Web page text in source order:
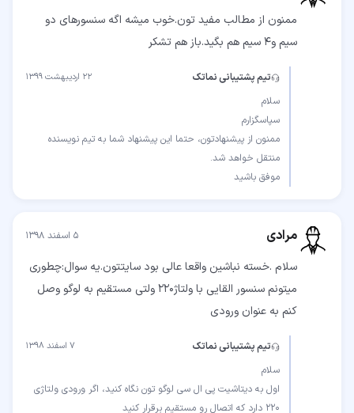
ممنون از مطالب مفید تون.خوب میشه اگه سنسورهای دو
سیم و۴ سیم هم بگید.باز هم تشکر
تیم پشتیبانی نماتک ۲۲ اردیبهشت ۱۳۹۹
ممنون از پیشنهادتون، حتما این پیشنهاد شما به تیم نویسنده
موفق باشید
مرادی ۵ اسفند ۱۳۹۸
سلام .خسته نباشین واقعا عالی بود سایتتون.یه سوال:چطوری
میتونم سنسور القایی با ولتاژ220 ولتی مستقیم به لوگو وصل
کنم به عنوان ورودی
تیم پشتیبانی نماتک ۷ اسفند ۱۳۹۸
اول به دیتاشیت پی ال سی لوگو تون نگاه کنید، اگر ورودی ولتاژی